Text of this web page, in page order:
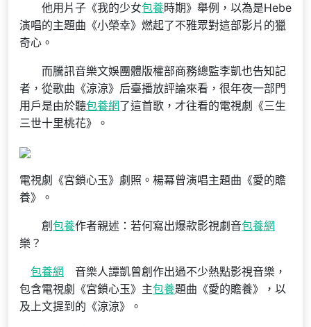
他用片子《我的少女包養時期》舉例，以為是Hebe
演唱的主題曲《小榮幸》燃起了不雅眾對這部影片的獵
奇心。
而騰訊音樂文娛團體版權部商務總監李凱也告知記
者，從歌曲《涼涼》后臺播放評論來看，很年夜一部門
用戶是由於聽包養網了這首歌，才往看的電視劇《三生
三世十里桃花》。
電視劇《宮鎖心玉》劇照。楊冪曾演唱主題曲《愛的贍
養》。
創 包養作者親述：若何寫出爆款影視劇音包養網
樂？
包養網 音樂人譚凱曾創作出過不少熱點影視音樂，
包含電視劇《宮鎖心玉》主包養題曲《愛的贍養》，以
及上文提到的《涼涼》。